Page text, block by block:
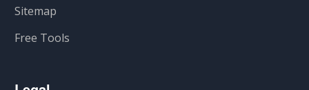
Sitemap
Free Tools